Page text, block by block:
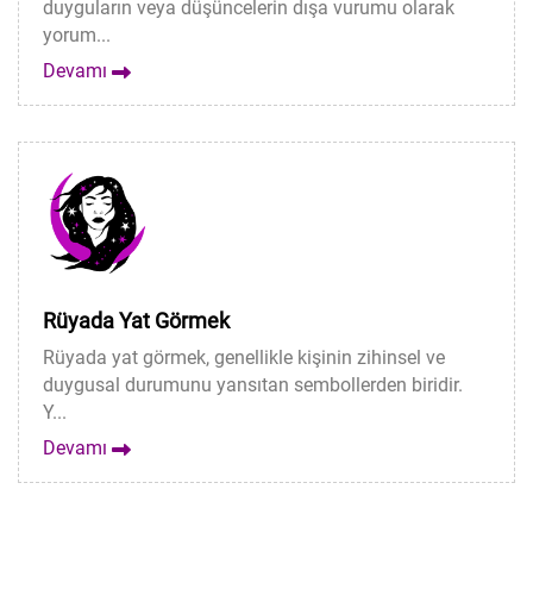
duyguların veya düşüncelerin dışa vurumu olarak
yorum...
Devamı
Rüyada Yat Görmek
Rüyada yat görmek, genellikle kişinin zihinsel ve
duygusal durumunu yansıtan sembollerden biridir.
Y...
Devamı